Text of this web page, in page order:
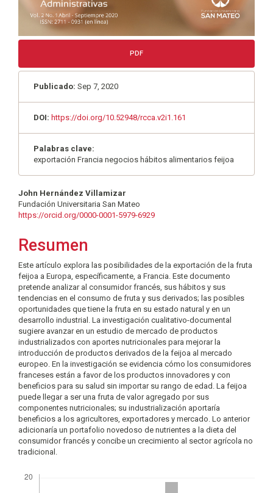
PDF
Publicado: Sep 7, 2020
DOI: https://doi.org/10.52948/rcca.v2i1.161
Palabras clave:
exportación Francia negocios hábitos alimentarios feijoa
Contenido
principal
artículo
John Hernández Villamizar
Fundación Universitaria San Mateo
https://orcid.org/0000-0001-5979-6929
Resumen
Este artículo explora las posibilidades de la exportación de la fruta
feijoa a Europa, específicamente, a Francia. Este documento
pretende analizar al consumidor francés, sus hábitos y sus
tendencias en el consumo de fruta y sus derivados; las posibles
oportunidades que tiene la fruta en su estado natural y en un
desarrollo industrial. La investigación cualitativo-documental
sugiere avanzar en un estudio de mercado de productos
industrializados con aportes nutricionales para mejorar la
introducción de productos derivados de la feijoa al mercado
europeo. En la investigación se evidencia cómo los consumidores
franceses están a favor de los productos innovadores y con
beneficios para su salud sin importar su rango de edad. La feijoa
puede llegar a ser una fruta de valor agregado por sus
componentes nutricionales; su industrialización aportaría
beneficios a los agricultores, exportadores y mercado. Lo anterior
adicionaría un portafolio novedoso de nutrientes a la dieta del
consumidor francés y concibe un crecimiento al sector agrícola no
tradicional.